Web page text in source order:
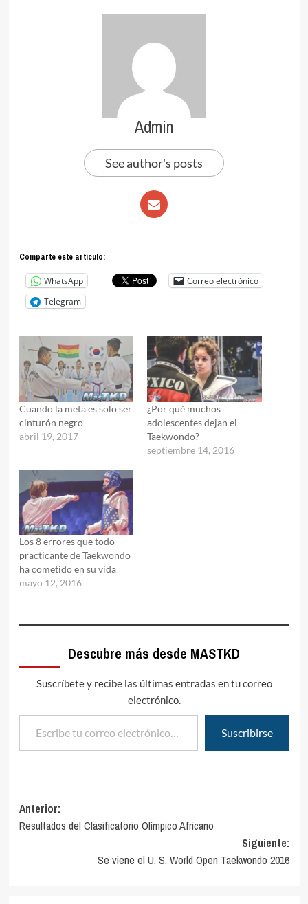
Admin
See author's posts
Comparte este articulo:
WhatsApp
Correo electrónico
Telegram
Cuando la meta es solo ser
cinturón negro
abril 19, 2017
¿Por qué muchos
adolescentes dejan el
Taekwondo?
septiembre 14, 2016
Los 8 errores que todo
practicante de Taekwondo
ha cometido en su vida
mayo 12, 2016
Descubre más desde MASTKD
Suscríbete y recibe las últimas entradas en tu correo
electrónico.
Escribe tu correo electrónico…
Suscribirse
Navegación
de
Anterior:
Resultados del Clasificatorio Olímpico Africano
Siguiente:
Se viene el U. S. World Open Taekwondo 2016